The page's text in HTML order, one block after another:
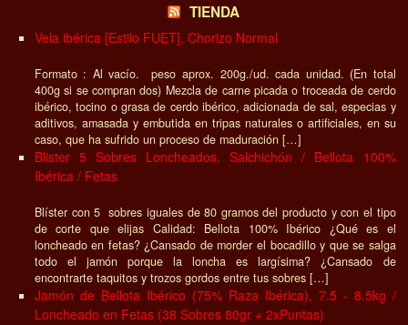
TIENDA
Vela ibérica [Estilo FUET], Chorizo Normal
Formato : Al vacío. peso aprox. 200g./ud. cada unidad. (En total
400g si se compran dos) Mezcla de carne picada o troceada de cerdo
ibérico, tocino o grasa de cerdo ibérico, adicionada de sal, especias y
aditivos, amasada y embutida en tripas naturales o artificiales, en su
caso, que ha sufrido un proceso de maduración […]
Blister 5 Sobres Loncheados, Salchichón / Bellota 100%
Ibérica / Fetas
Blíster con 5 sobres iguales de 80 gramos del producto y con el tipo
de corte que elijas Calidad: Bellota 100% Ibérico ¿Qué es el
loncheado en fetas? ¿Cansado de morder el bocadillo y que se salga
todo el jamón porque la loncha es largísima? ¿Cansado de
encontrarte taquitos y trozos gordos entre tus sobres […]
Jamón de Bellota Ibérico (75% Raza Ibérica), 7.5 - 8.5kg /
Loncheado en Fetas (38 Sobres 80gr + 2xPuntas)